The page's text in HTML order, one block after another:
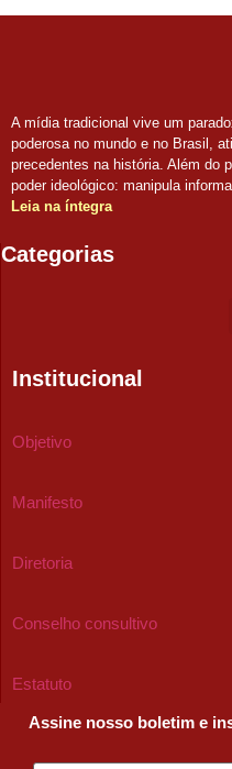
A mídia tradicional vive um
poderosa no mundo e no Brasil,
precedentes na história. Além do
poder ideológico: manipula
Leia na íntegra
Categorias
Institucional
Objetivo
Manifesto
Diretoria
Conselho consultivo
Estatuto
Assine nosso boletim e